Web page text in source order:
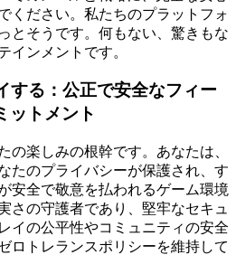
ください。私たちのプラットフォ
とそうです。何もない、驚きもな
インメントです。
する：公正で安全なフィー
ットメント
の楽しみの根幹です。あなたは、
たのプライバシーが保護され、す
安全で敬意を払われるゲーム環境
さの守護者であり、堅牢なセキュ
イの公平性やコミュニティの安全
ロトレランスポリシーを維持して